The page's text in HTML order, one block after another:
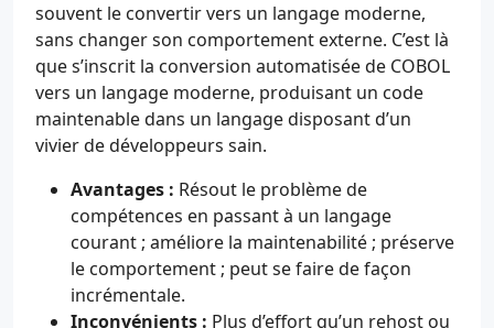
souvent le convertir vers un langage moderne,
sans changer son comportement externe. C’est là
que s’inscrit la conversion automatisée de COBOL
vers un langage moderne, produisant un code
maintenable dans un langage disposant d’un
vivier de développeurs sain.
Avantages : Résout le problème de
compétences en passant à un langage
courant ; améliore la maintenabilité ; préserve
le comportement ; peut se faire de façon
incrémentale.
Inconvénients : Plus d’effort qu’un rehost ou